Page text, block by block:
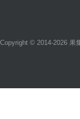
Copyright © 2014-2026 果